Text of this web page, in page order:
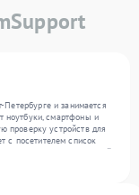
и занимается
ноутбуки, смартфоны и
проверку устройств для
с посетителем список
восстановление с заменой
подтверждается